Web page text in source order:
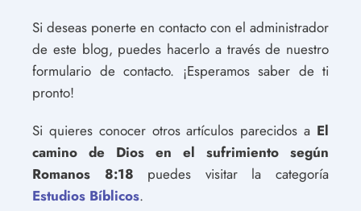
Si deseas ponerte en contacto con el administrador
de este blog, puedes hacerlo a través de nuestro
formulario de contacto. ¡Esperamos saber de ti
pronto!
Si quieres conocer otros artículos parecidos a El
camino de Dios en el sufrimiento según
Romanos 8:18 puedes visitar la categoría
Estudios Bíblicos.